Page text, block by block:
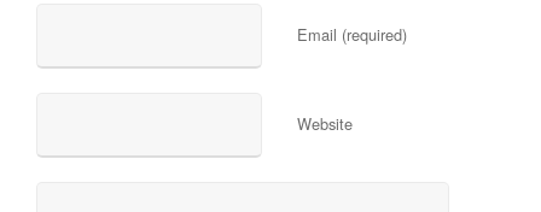
Email (required)
Website